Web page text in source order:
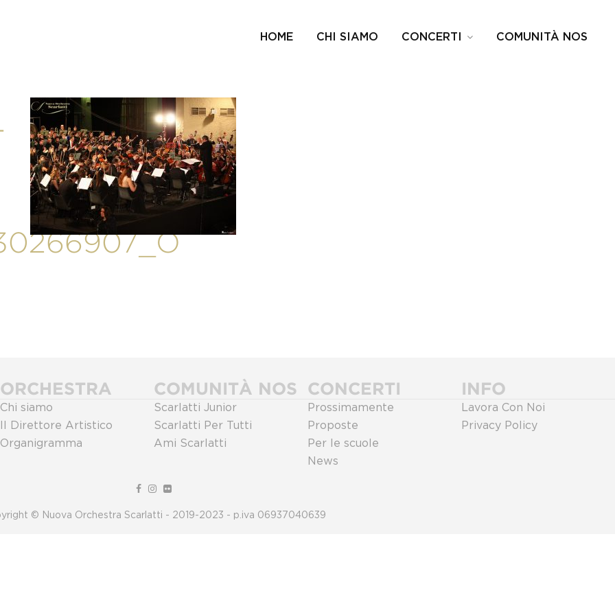
HOME CHI SIAMO CONCERTI COMUNITÀ NOS
ORCHESTRA
Chi siamo
Il Direttore Artistico
Organigramma
COMUNITÀ NOS
Scarlatti Junior
Scarlatti Per Tutti
Ami Scarlatti
CONCERTI
Prossimamente
Proposte
Per le scuole
News
INFO
Lavora Con Noi
Privacy Policy
© Nuova Orchestra Scarlatti - 2019-2023 - p.iva 06937040639